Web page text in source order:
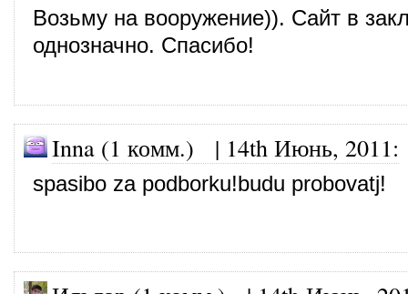
Возьму на вооружение)). Сайт в
однозначно. Спасибо!
Inna (1 комм.) | 14th Июнь, 2011:
spasibo za podborku!budu probovatj!